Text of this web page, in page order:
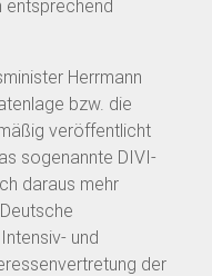
entsprechend
Herrmann
bzw. die
veröffentlicht
sogenannte DIVI-
daraus mehr
und
der